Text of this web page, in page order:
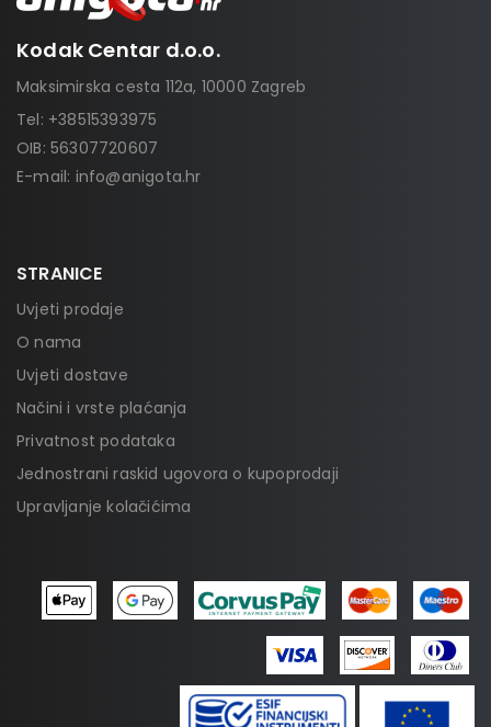
Kodak Centar d.o.o.
Maksimirska cesta 112a, 10000 Zagreb
Tel: +38515393975
OIB: 56307720607
E-mail: info@anigota.hr
STRANICE
Uvjeti prodaje
O nama
Uvjeti dostave
Načini i vrste plaćanja
Privatnost podataka
Jednostrani raskid ugovora o kupoprodaji
Upravljanje kolačićima